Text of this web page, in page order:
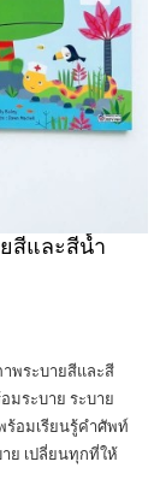
สีและสีน้ำ
พระบายสีและสี
มระบาย ระบาย
ร้อมเรียนรู้คำศัพท์
ย เปลี่ยนทุกที่ให้